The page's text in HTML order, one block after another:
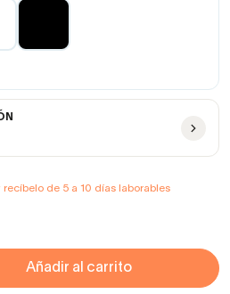
recíbelo de 5 a 10 días laborables
Añadir al carrito